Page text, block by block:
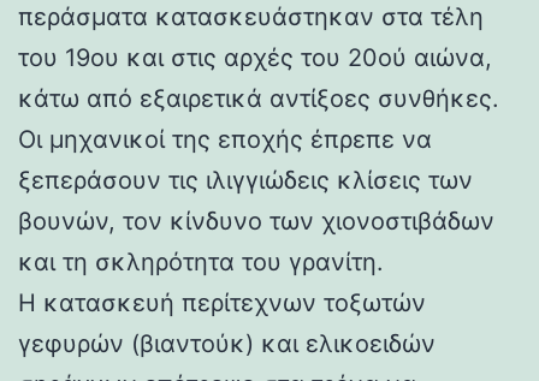
περάσματα κατασκευάστηκαν στα τέλη
του 19ου και στις αρχές του 20ού αιώνα,
κάτω από εξαιρετικά αντίξοες συνθήκες.
Οι μηχανικοί της εποχής έπρεπε να
ξεπεράσουν τις ιλιγγιώδεις κλίσεις των
βουνών, τον κίνδυνο των χιονοστιβάδων
και τη σκληρότητα του γρανίτη.
Η κατασκευή περίτεχνων τοξωτών
γεφυρών (βιαντούκ) και ελικοειδών